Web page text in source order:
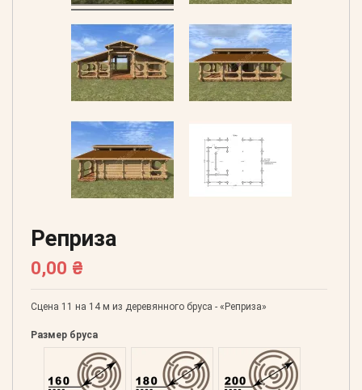
Реприза
0,00 ₴
Сцена 11 на 14 м из деревянного бруса - «Реприза»
Размер бруса
Оцилиндрованний 160Оцилиндрованний 180Оцилиндрованний